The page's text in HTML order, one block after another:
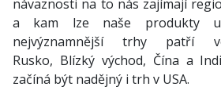
návaznosti na to nás zajímají
a kam lze naše produkty
nejvýznamnější trhy patří
Rusko, Blízký východ, Čína a
začíná být nadějný i trh v USA.